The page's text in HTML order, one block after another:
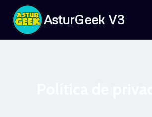
Saltar
contenido
AsturGeek V3